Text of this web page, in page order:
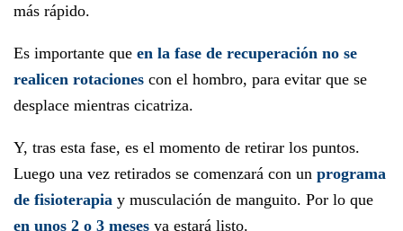
más rápido.
Es importante que en la fase de recuperación no se
realicen rotaciones con el hombro, para evitar que se
desplace mientras cicatriza.
Y, tras esta fase, es el momento de retirar los puntos.
Luego una vez retirados se comenzará con un programa
de fisioterapia y musculación de manguito. Por lo que
en unos 2 o 3 meses ya estará listo.